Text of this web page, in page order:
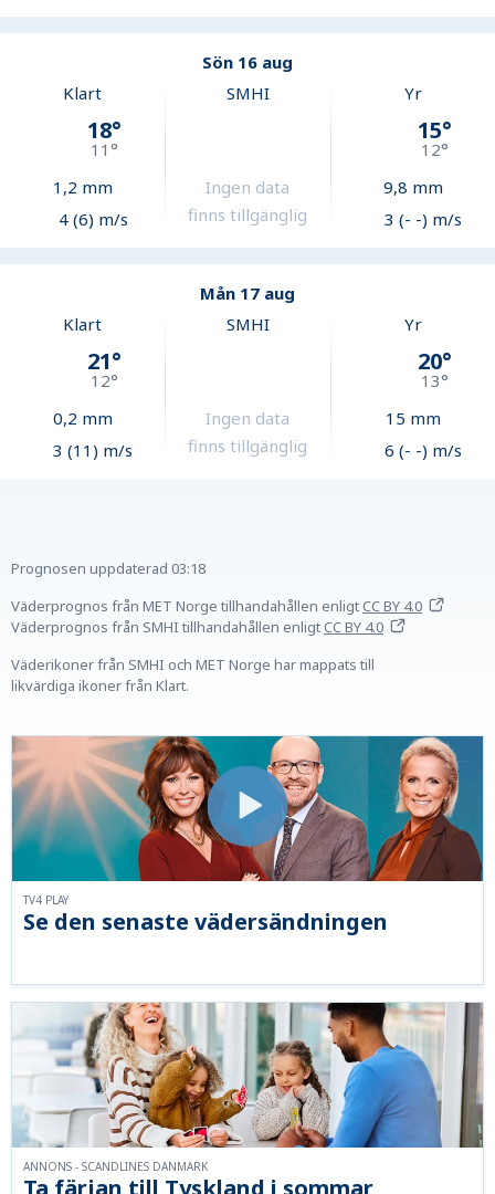
Sön 16 aug
Klart
18°
11°
1,2 mm
4 (6) m/s
SMHI
Ingen data
finns tillgänglig
Yr
15°
12°
9,8 mm
3 (- -) m/s
Mån 17 aug
Klart
21°
12°
0,2 mm
3 (11) m/s
SMHI
Ingen data
finns tillgänglig
Yr
20°
13°
15 mm
6 (- -) m/s
Prognosen uppdaterad 03:18
Väderprognos från MET Norge tillhandahållen enligtCC BY 4.0
Väderprognos från SMHI tillhandahållen enligtCC BY 4.0
Väderikoner från SMHI och MET Norge har mappats till
likvärdiga ikoner från Klart.
Se den senaste vädersändningen
TV4 PLAY
ANNONS - SCANDLINES DANMARK